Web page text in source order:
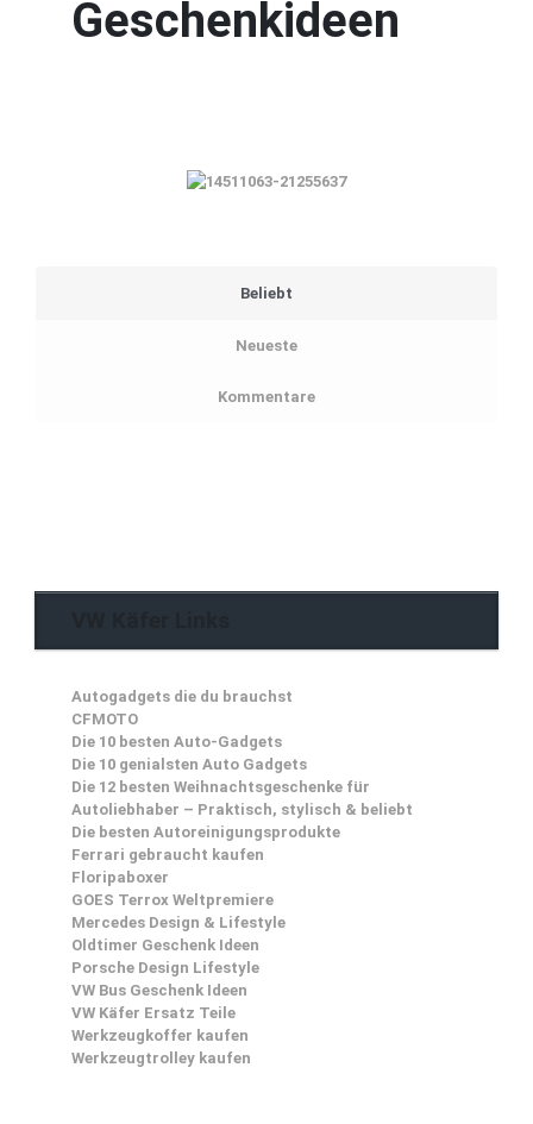
Geschenkideen
Beliebt
Neueste
Kommentare
Autogadgets die du brauchst
CFMOTO
Die 10 besten Auto-Gadgets
Die 10 genialsten Auto Gadgets
Die 12 besten Weihnachtsgeschenke für
Autoliebhaber – Praktisch, stylisch & beliebt
Die besten Autoreinigungsprodukte
Ferrari gebraucht kaufen
Floripaboxer
GOES Terrox Weltpremiere
Mercedes Design & Lifestyle
Oldtimer Geschenk Ideen
Porsche Design Lifestyle
VW Bus Geschenk Ideen
VW Käfer Ersatz Teile
Werkzeugkoffer kaufen
Werkzeugtrolley kaufen